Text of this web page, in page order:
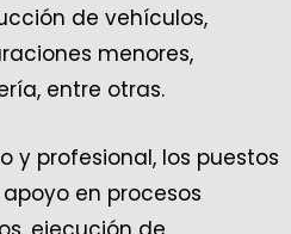
de vehículos,
menores,
entre otras.
y profesional, los puestos
en procesos